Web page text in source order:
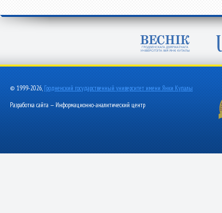
© 1999-2026, Гродненский государственный университет имени Янки Купалы
Разработка сайта — Информационно-аналитический центр